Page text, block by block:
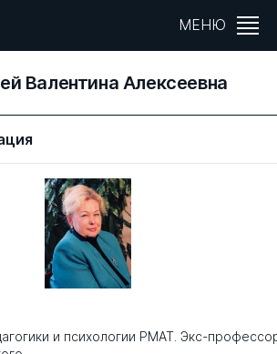
МЕНЮ
Валентина Алексеевна
и психологии РМАТ. Экс-